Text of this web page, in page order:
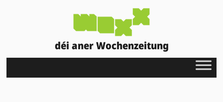
déi aner Wochenzeitung